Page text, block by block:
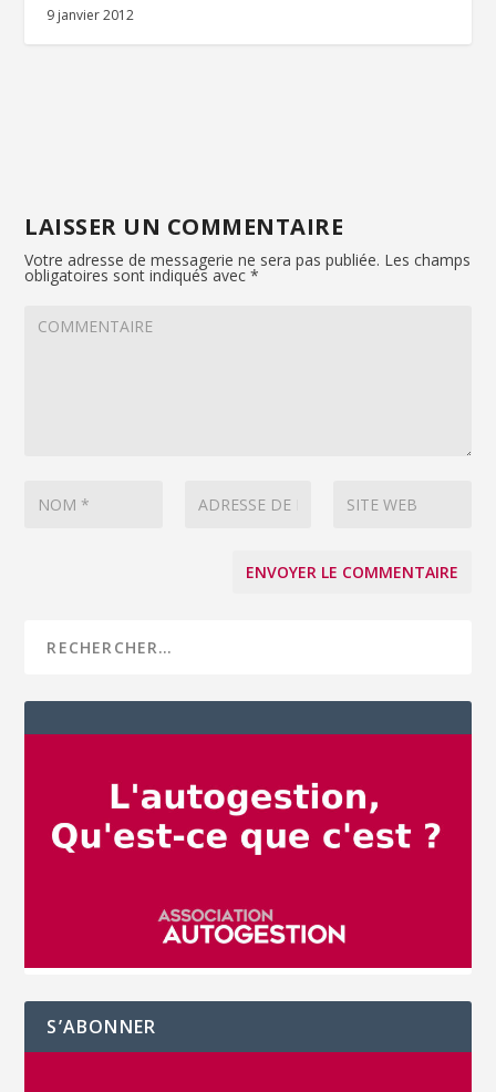
9 janvier 2012
LAISSER UN COMMENTAIRE
Votre adresse de messagerie ne sera pas publiée. Les champs
obligatoires sont indiqués avec*
S’ABONNER